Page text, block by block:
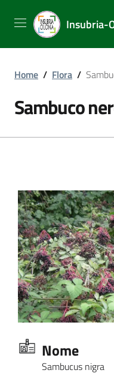
Insubria-
Home / Flora /
Sambuco
Nome
Sambucus nigra